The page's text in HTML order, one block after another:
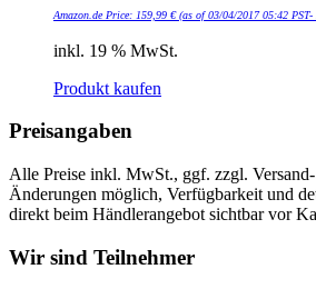
Amazon.de Price: 159,99 €(as of 03/04/2017 05:42 PST-
inkl. 19 % MwSt.
Produkt kaufen
Preisangaben
Alle Preise inkl. MwSt., ggf. zzgl.
Änderungen möglich, Verfügbarkeit und
direkt beim Händlerangebot sichtbar vor
Wir sind Teilnehmer